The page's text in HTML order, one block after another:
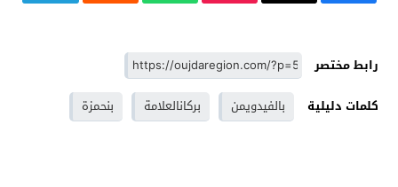
رابط مختصر
كلمات دليلية
بالفيدويمن بركانالعلامة بنحمزة